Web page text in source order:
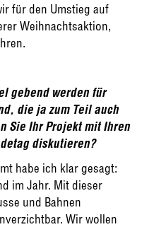
für den Umstieg auf
Weihnachtsaktion,
gebend werden für
die ja zum Teil auch
Sie Ihr Projekt mit Ihren
diskutieren?
habe ich klar gesagt:
im Jahr. Mit dieser
und Bahnen
Wir wollen